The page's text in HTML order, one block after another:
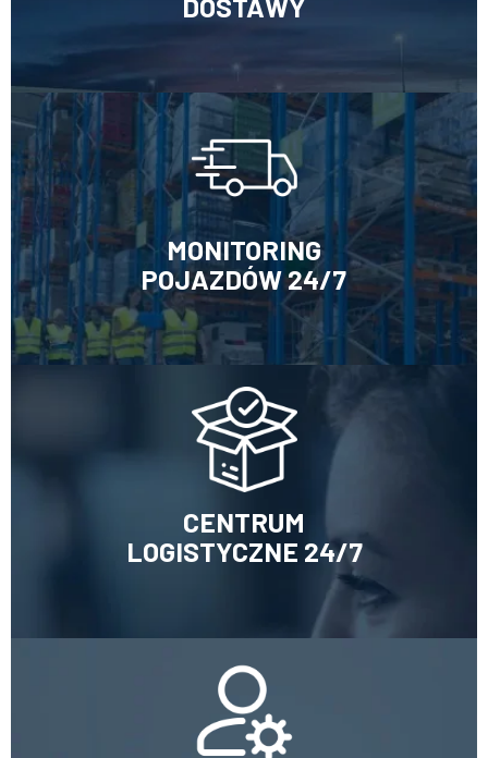
MONITORING
POJAZDÓW 24/7
CENTRUM
LOGISTYCZNE 24/7